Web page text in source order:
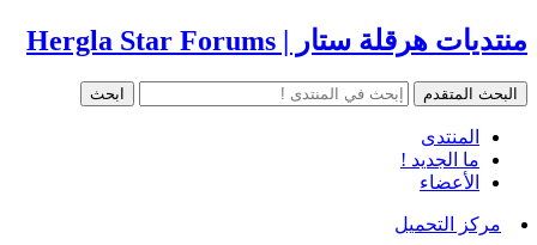
منتديات هرقلة ستار | Hergla Star Forums
المنتدى
ما الجديد !
الأعضاء
مركز التحميل